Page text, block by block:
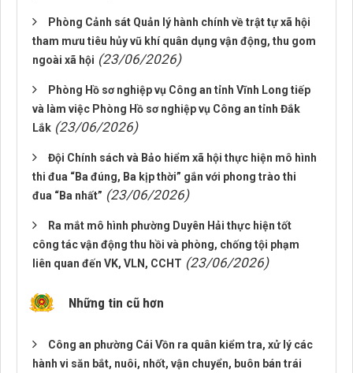
Phòng Cảnh sát Quản lý hành chính về trật tự xã hội
tham mưu tiêu hủy vũ khí quân dụng vận động, thu gom
ngoài xã hội (23/06/2026)
Phòng Hồ sơ nghiệp vụ Công an tỉnh Vĩnh Long tiếp
và làm việc Phòng Hồ sơ nghiệp vụ Công an tỉnh Đắk
Lắk (23/06/2026)
Đội Chính sách và Bảo hiểm xã hội thực hiện mô hình
thi đua “Ba đúng, Ba kịp thời” gắn với phong trào thi
đua “Ba nhất” (23/06/2026)
Ra mắt mô hình phường Duyên Hải thực hiện tốt
công tác vận động thu hồi và phòng, chống tội phạm
liên quan đến VK, VLN, CCHT (23/06/2026)
Những tin cũ hơn
Công an phường Cái Vồn ra quân kiểm tra, xử lý các
hành vi săn bắt, nuôi, nhốt, vận chuyển, buôn bán trái